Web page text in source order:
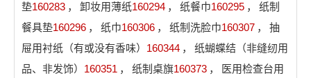
垫160283 ， 卸妆用薄纸160294 ， 纸餐巾160295 ，
纸制
餐具垫160296 ， 纸巾160306 ， 纸制洗脸巾160307 ，
抽
屉用衬纸（有或没有香味） 160344 ，
纸蝴蝶结（非缝纫用
品、非发饰） 160351 ， 纸制桌旗160373 ，
医用检查台用